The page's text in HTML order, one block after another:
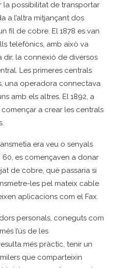
la possibilitat de transportar
a l’altra mitjançant dos
fil de cobre. El 1878 es van
telefònics, amb això va
dir, la connexió de diversos
Les primeres centrals
una operadora connectava
amb els altres. El 1892, a
començar a crear les centrals
era veu o senyals
60, es començaven a donar
de cobre, què passaria si
les pel mateix cable
aplicacions com el Fax.
personals, coneguts com
l’ús de les
més pràctic, tenir un
que comparteixin